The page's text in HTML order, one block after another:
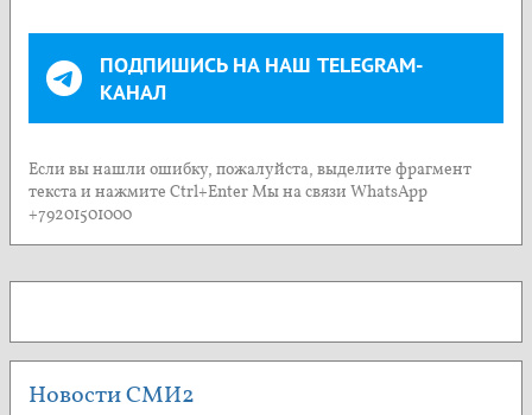
ПОДПИШИСЬ НА НАШ TELEGRAM-
КАНАЛ
Если вы нашли ошибку, пожалуйста, выделите фрагмент
текста и нажмите Ctrl+Enter Мы на связи WhatsApp
+79201501000
Новости СМИ2